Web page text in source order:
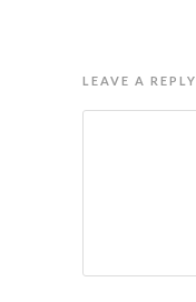
LEAVE A REPLY